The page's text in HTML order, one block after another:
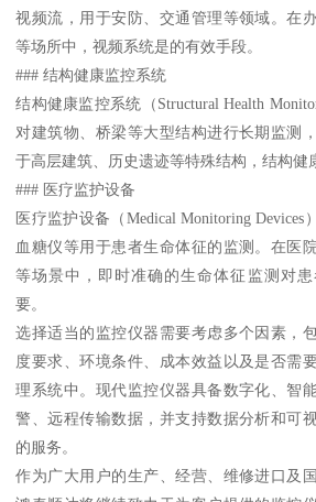
视频流，用于安防、交通管理等领域。在
等场所中，视频系统是的有效手段。
### 结构健康监控系统
结构健康监控系统（Structural Health
对建筑物、桥梁等大型结构进行长期监测
于高层建筑、历史遗迹等特殊结构，结构健
### 医疗监护设备
医疗监护设备（Medical Monitoring Devices
血糖仪等用于患者生命体征的监测。在医
等场景中，即时准确的生命体征监测对
要。
选择适当的监控仪器需要考虑多个因素，
度要求、环境条件、成本效益以及是否需
理系统中。现代监控仪器具备数字化、智
警、远程传输数据，并支持数据分析和可
的服务。
作为广大用户的生产、经营、维修进口及